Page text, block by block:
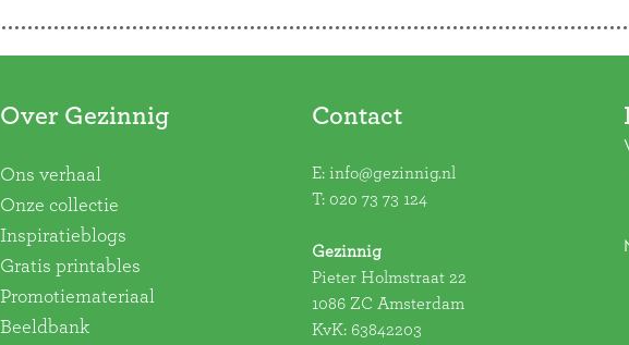
Over Gezinnig
Ons verhaal
Onze collectie
Inspiratieblogs
Gratis printables
Promotiemateriaal
Beeldbank
Contact
E: info@gezinnig.nl
T: 020 73 73 124
Gezinnig
Pieter Holmstraat 22
1086 ZC Amsterdam
KvK: 63842203